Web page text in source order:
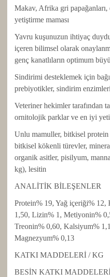
Makav, Afrika gri papağanları,
yetiştirme maması
Yavru kuşunuzun ihtiyaç
içeren bilimsel olarak
genç kanatlıların optimum
Sindirimi desteklemek için
prebiyotikler, sindirim
Veteriner hekimler tarafından
ornitolojik parklar ve en iyi
Unlu mamuller, bitkisel protein
bitkisel kökenli türevler,
organik asitler, pisilyum,
kg), lesitin
ANALİTİK BİLEŞENLER
Protein% 19, Yağ içeriği% 12,
1,50, Lizin% 1, Metiyonin%
Treonin% 0,60, Kalsiyum%
Magnezyum% 0,13
KATKI MADDELERİ / KG
BESİN KATKI